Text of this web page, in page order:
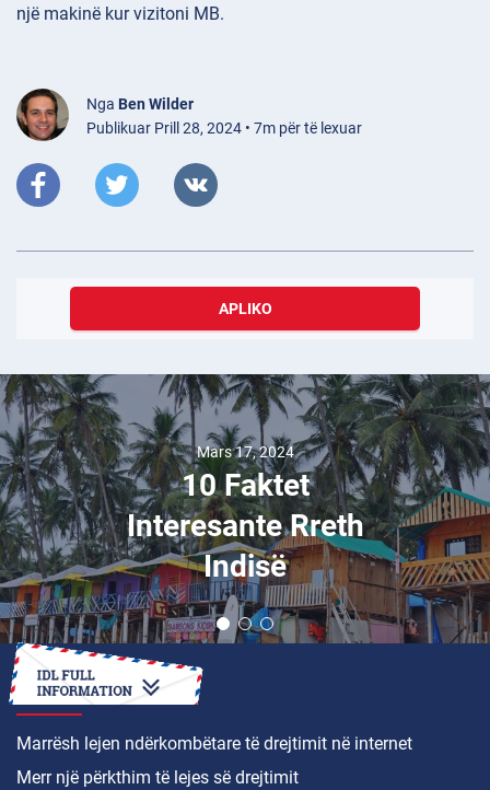
një makinë kur vizitoni MB.
Nga Ben Wilder
Publikuar Prill 28, 2024 • 7m për të lexuar
APLIKO
Mars 17, 2024
10 Faktet
Interesante Rreth
Indisë
SI TË
Marrësh lejen ndërkombëtare të drejtimit në internet
Merr një përkthim të lejes së drejtimit